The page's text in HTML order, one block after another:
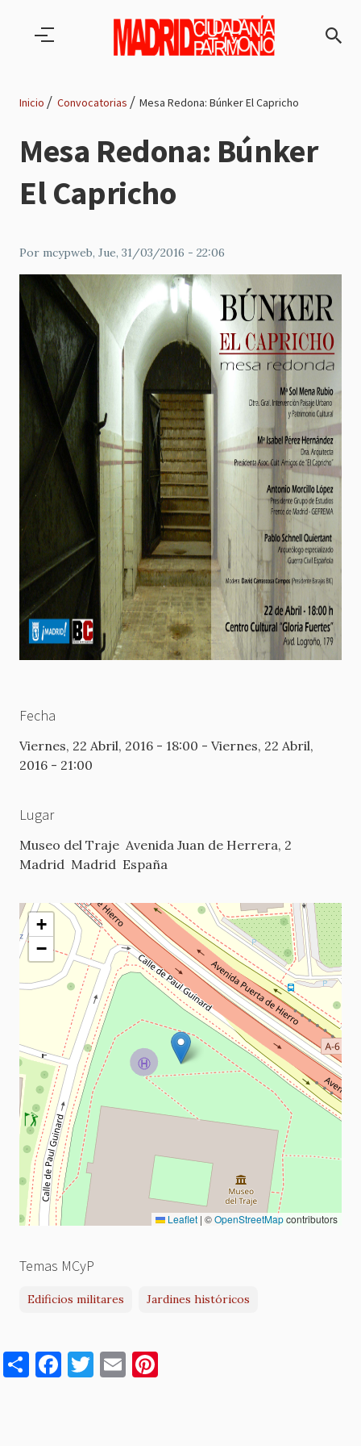
Ruta
de
navegación
Inicio Convocatorias Mesa Redona: Búnker El Capricho
Mesa Redona: Búnker
El Capricho
Por mcypweb, Jue, 31/03/2016 - 22:06
Fecha
Viernes, 22 Abril, 2016 - 18:00 - Viernes, 22 Abril,
2016 - 21:00
Lugar
Museo del Traje Avenida Juan de Herrera, 2
Madrid Madrid España
+
−
Leaflet | ©OpenStreetMapcontributors
Temas MCyP
Edificios militares Jardines históricos
S
h
F
a
T
w
E
m